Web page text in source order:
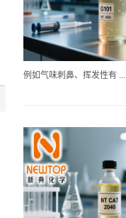
例如气味刺鼻、挥发性有 ...